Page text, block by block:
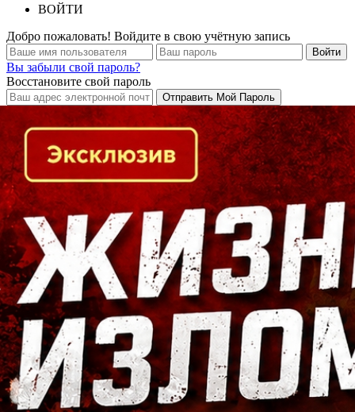
ВОЙТИ
Добро пожаловать! Войдите в свою учётную запись
Вы забыли свой пароль?
Восстановите свой пароль
Кто есть кто в Байкальском регионе